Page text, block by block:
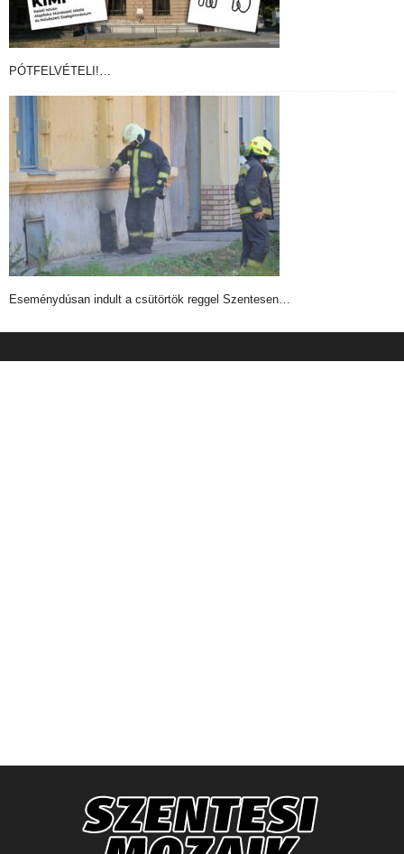
PÓTFELVÉTELI!…
Eseménydúsan indult a csütörtök reggel Szentesen…